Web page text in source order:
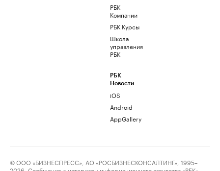
РБК
Компании
РБК Курсы
Школа
управления
РБК
РБК
Новости
iOS
Android
AppGallery
© ООО «БИЗНЕСПРЕСС», АО «РОСБИЗНЕСКОНСАЛТИНГ», 1995–